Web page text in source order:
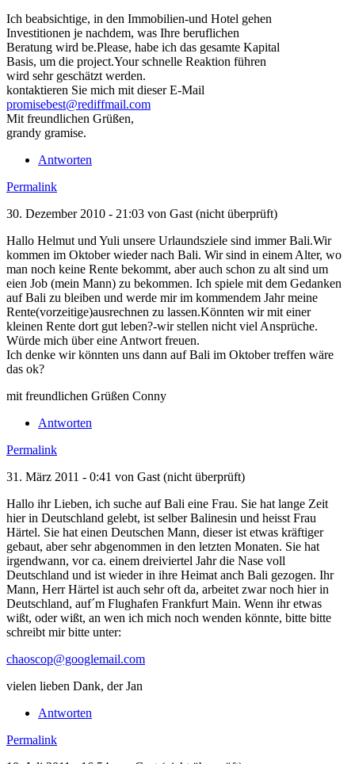
Ich beabsichtige, in den Immobilien-und Hotel gehen
Investitionen je nachdem, was Ihre beruflichen
Beratung wird be.Please, habe ich das gesamte Kapital
Basis, um die project.Your schnelle Reaktion führen
wird sehr geschätzt werden.
kontaktieren Sie mich mit dieser E-Mail
promisebest@rediffmail.com
Mit freundlichen Grüßen,
grandy gramise.
Antworten
Permalink
30. Dezember 2010 - 21:03 von Gast (nicht überprüft)
Hallo Helmut und Yuli unsere Urlaundsziele sind immer Bali.Wir
kommen im Oktober wieder nach Bali. Wir sind in einem Alter, wo
man noch keine Rente bekommt, aber auch schon zu alt sind um
eien Job (mein Mann) zu bekommen. Ich spiele mit dem Gedanken
auf Bali zu bleiben und werde mir im kommendem Jahr meine
Rente(vorzeitige)ausrechnen zu lassen.Könnten wir mit einer
kleinen Rente dort gut leben?-wir stellen nicht viel Ansprüche.
Würde mich über eine Antwort freuen.
Ich denke wir könnten uns dann auf Bali im Oktober treffen wäre
das ok?
mit freundlichen Grüßen Conny
Antworten
Permalink
31. März 2011 - 0:41 von Gast (nicht überprüft)
Hallo ihr Lieben, ich suche auf Bali eine Frau. Sie hat lange Zeit
hier in Deutschland gelebt, ist selber Balinesin und heisst Frau
Härtel. Sie hat einen Deutschen Mann, dieser ist etwas kräftiger
gebaut, aber sehr abgenommen in den letzten Monaten. Sie hat
irgendwann, vor ca. einem dreiviertel Jahr die Nase voll
Deutschland und ist wieder in ihre Heimat anch Bali gezogen. Ihr
Mann, Herr Härtel ist auch sehr oft da, arbeitet zwar noch hier in
Deutschland, auf´m Flughafen Frankfurt Main. Wenn ihr etwas
wißt, oder wißt, an wen ich mich noch wenden könnte, bitte bitte
schreibt mir bitte unter:
chaoscop@googlemail.com
vielen lieben Dank, der Jan
Antworten
Permalink